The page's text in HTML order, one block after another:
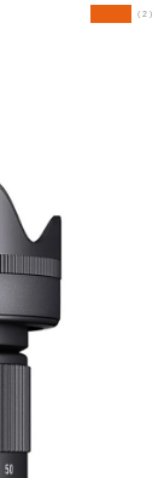
( 2 )